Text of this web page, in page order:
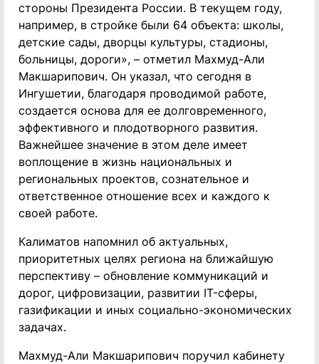
стороны Президента России. В текущем году,
например, в стройке были 64 объекта: школы,
детские сады, дворцы культуры, стадионы,
больницы, дороги», – отметил Махмуд-Али
Макшарипович. Он указал, что сегодня в
Ингушетии, благодаря проводимой работе,
создается основа для ее долговременного,
эффективного и плодотворного развития.
Важнейшее значение в этом деле имеет
воплощение в жизнь национальных и
региональных проектов, сознательное и
ответственное отношение всех и каждого к
своей работе.
Калиматов напомнил об актуальных,
приоритетных целях региона на ближайшую
перспективу – обновление коммуникаций и
дорог, цифровизации, развитии IT-сферы,
газификации и иных социально-экономических
задачах.
Махмуд-Али Макшарипович поручил кабинету